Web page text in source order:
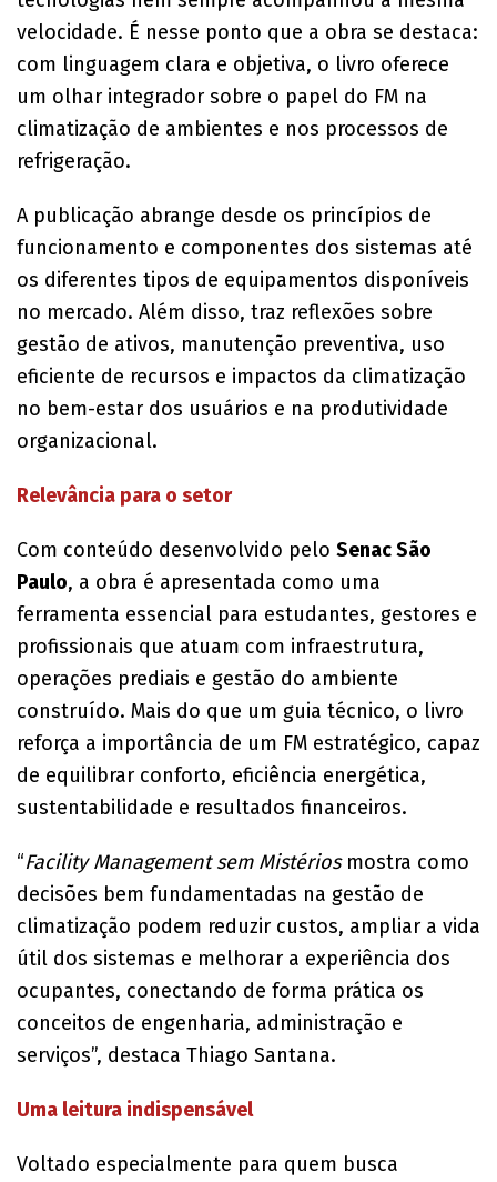
velocidade. É nesse ponto que a obra se destaca:
com linguagem clara e objetiva, o livro oferece
um olhar integrador sobre o papel do FM na
climatização de ambientes e nos processos de
refrigeração.
A publicação abrange desde os princípios de
funcionamento e componentes dos sistemas até
os diferentes tipos de equipamentos disponíveis
no mercado. Além disso, traz reflexões sobre
gestão de ativos, manutenção preventiva, uso
eficiente de recursos e impactos da climatização
no bem-estar dos usuários e na produtividade
organizacional.
Relevância para o setor
Com conteúdo desenvolvido pelo Senac São
Paulo, a obra é apresentada como uma
ferramenta essencial para estudantes, gestores e
profissionais que atuam com infraestrutura,
operações prediais e gestão do ambiente
construído. Mais do que um guia técnico, o livro
reforça a importância de um FM estratégico, capaz
de equilibrar conforto, eficiência energética,
sustentabilidade e resultados financeiros.
“Facility Management sem Mistériosmostra como
decisões bem fundamentadas na gestão de
climatização podem reduzir custos, ampliar a vida
útil dos sistemas e melhorar a experiência dos
ocupantes, conectando de forma prática os
conceitos de engenharia, administração e
serviços”, destaca Thiago Santana.
Uma leitura indispensável
Voltado especialmente para quem busca